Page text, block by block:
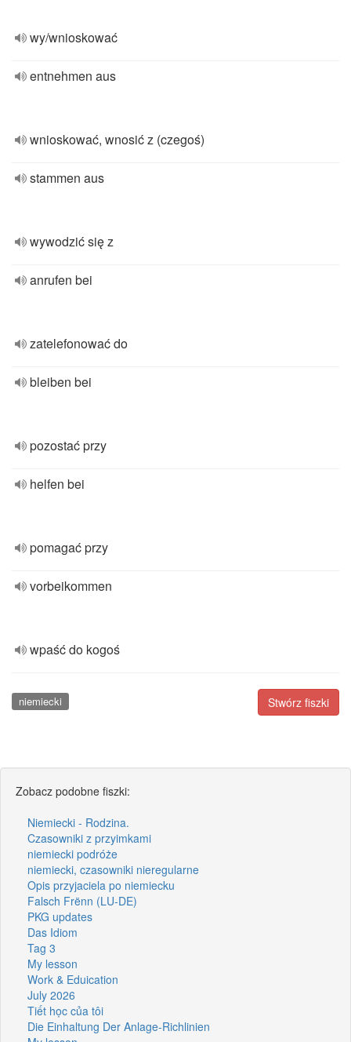
wy/wnioskować
entnehmen aus
wnioskować, wnosić z (czegoś)
stammen aus
wywodzić się z
anrufen bei
zatelefonować do
bleiben bei
pozostać przy
helfen bei
pomagać przy
vorbeikommen
wpaść do kogoś
Stwórz fiszki
niemiecki
Zobacz podobne fiszki:
Niemiecki - Rodzina.
Czasowniki z przyimkami
niemiecki podróże
niemiecki, czasowniki nieregularne
Opis przyjaciela po niemiecku
Falsch Frënn (LU-DE)
PKG updates
Das Idiom
Tag 3
My lesson
Work & Eduication
July 2026
Tiết học của tôi
Die Einhaltung Der Anlage-Richlinien